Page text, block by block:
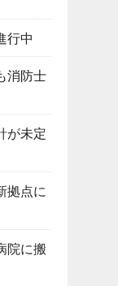
行中
消防士
が未定
拠点に
院に搬